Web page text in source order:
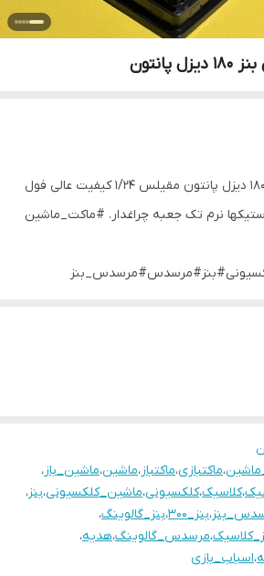
ماکت فلزی مرسدس بنز ۱۸۰ دیزل پانتون مقیلس ۱/۲۴ کیفیت عالی فول
نرم تک جعبه چراغدار. #ماکت_ماشین
،ماکتبازی،ماکتباز،ماشین،ماشین_باز،
،کلاسیک،کلکسیونی،ماشین_کلکسیونی،بنز،
،بنز_۳۰۰ ،بنز_گالوینگ،
،مرسدس_گالوینگ،هدیه،
،اسباب_بازی